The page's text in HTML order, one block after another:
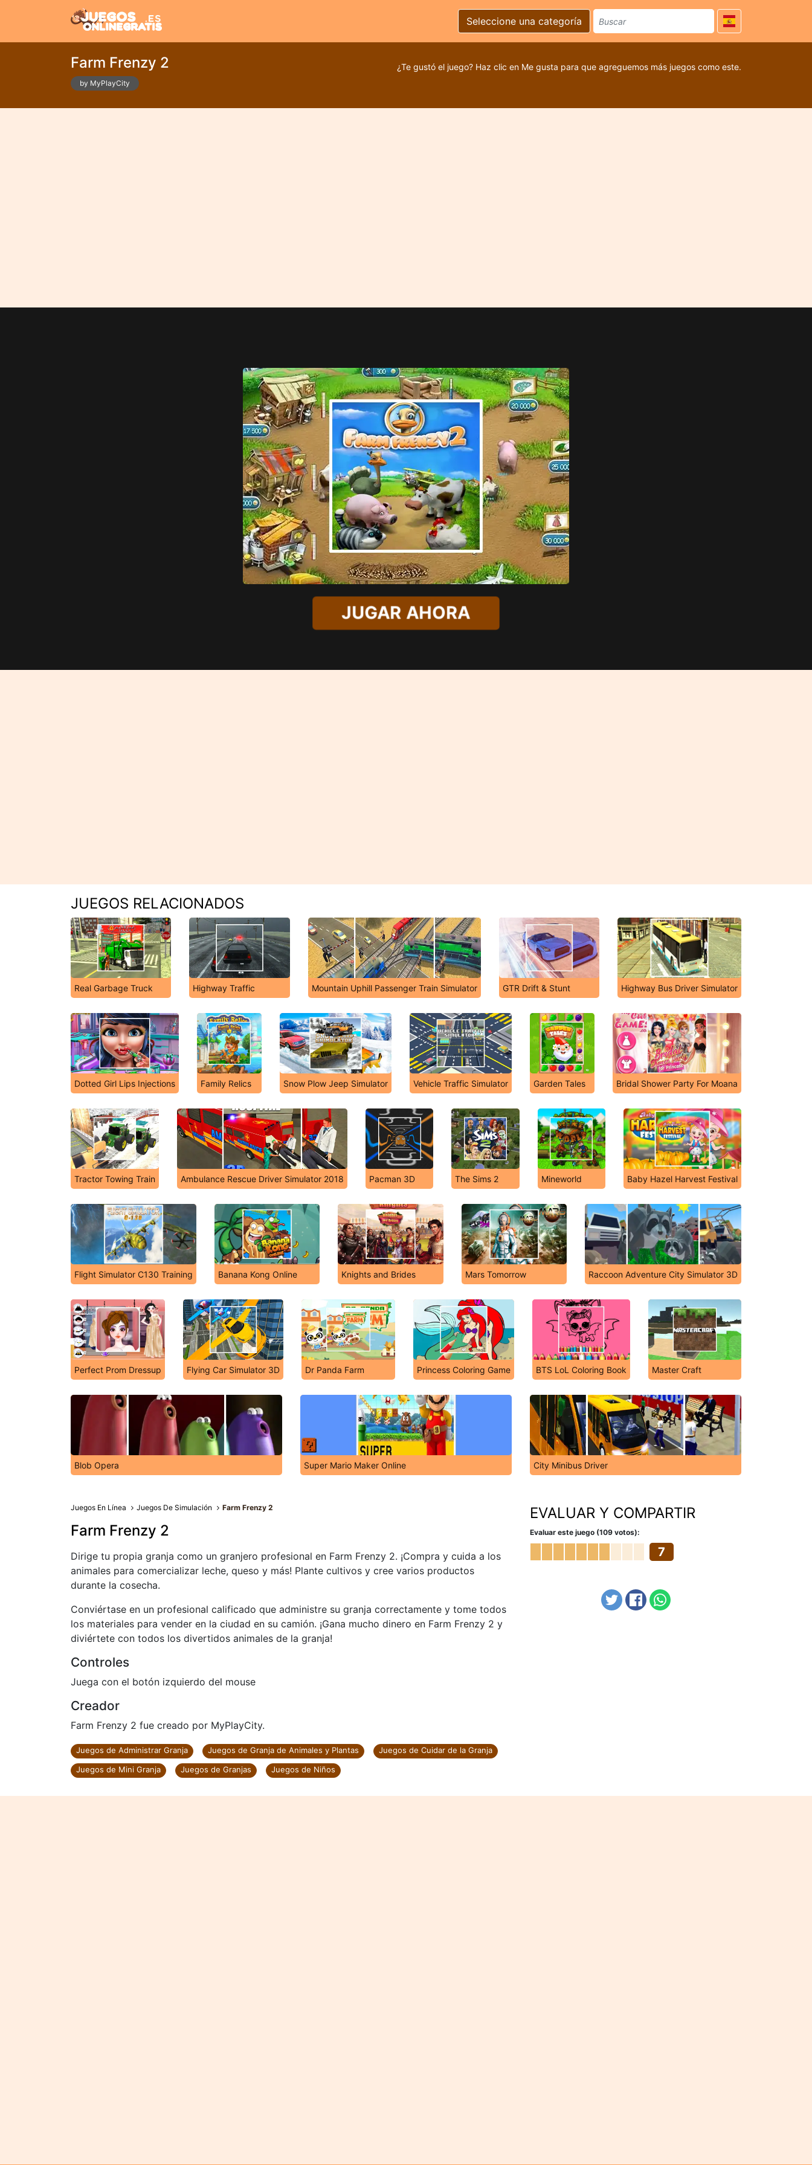
Seleccione una categoría
Farm Frenzy 2
by MyPlayCity
¿Te gustó el juego? Haz clic en Me gusta para que agreguemos más juegos como este.
JUGAR AHORA
JUEGOS RELACIONADOS
Real Garbage Truck Highway Traffic Mountain Uphill Passenger Train Simulator GTR Drift & Stunt Highway Bus Driver Simulator
Dotted Girl Lips Injections Family Relics Snow Plow Jeep Simulator Vehicle Traffic Simulator Garden Tales Bridal Shower Party For Moana
Tractor Towing Train Ambulance Rescue Driver Simulator 2018 Pacman 3D The Sims 2 Mineworld Baby Hazel Harvest Festival
Flight Simulator C130 Training Banana Kong Online Knights and Brides Mars Tomorrow Raccoon Adventure City Simulator 3D
Perfect Prom Dressup Flying Car Simulator 3D Dr Panda Farm Princess Coloring Game BTS LoL Coloring Book Master Craft
Blob Opera Super Mario Maker Online City Minibus Driver
Juegos En Línea Juegos De Simulación Farm Frenzy 2
Farm Frenzy 2
Dirige tu propia granja como un granjero profesional en Farm Frenzy 2. ¡Compra y cuida a los
animales para comercializar leche, queso y más! Plante cultivos y cree varios productos
durante la cosecha.
Conviértase en un profesional calificado que administre su granja correctamente y tome todos
los materiales para vender en la ciudad en su camión. ¡Gana mucho dinero en Farm Frenzy 2 y
diviértete con todos los divertidos animales de la granja!
Controles
Juega con el botón izquierdo del mouse
Creador
Farm Frenzy 2 fue creado por MyPlayCity.
Juegos de Administrar Granja Juegos de Granja de Animales y Plantas
Juegos de Cuidar de la Granja
Juegos de Mini Granja
Juegos de Granjas Juegos de Niños
EVALUAR Y COMPARTIR
Evaluar este juego (109 votos):
7